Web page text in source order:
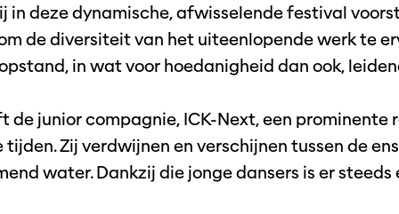
in deze dynamische, afwisselende festival
de diversiteit van het uiteenlopende werk te
in wat voor hoedanigheid dan ook,
de junior compagnie, ICK-Next, een prominente
Zij verdwijnen en verschijnen tussen de
water. Dankzij die jonge dansers is er steeds